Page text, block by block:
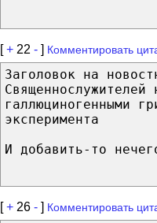
[+ 22 - ] Комментировать
Заголовок на
Священнослужителей
галлюциногенными
эксперимента
И добавить-то
[+ 26 - ] Комментировать